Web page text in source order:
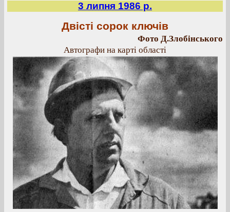
3 липня 1986 р.
Двісті сорок ключів
Фото Д.Злобінського
Автографи на карті області